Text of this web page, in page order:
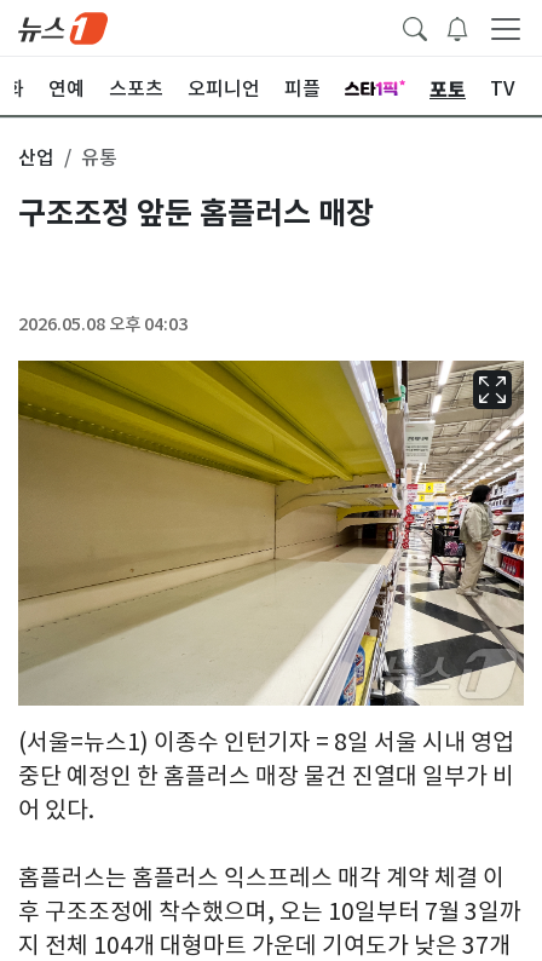
화 연예 스포츠 오피니언 피플 포토 TV
산업 유통
구조조정 앞둔 홈플러스 매장
2026.05.08 오후 04:03
(서울=뉴스1) 이종수 인턴기자 = 8일 서울 시내 영업
중단 예정인 한 홈플러스 매장 물건 진열대 일부가 비
어 있다.
홈플러스는 홈플러스 익스프레스 매각 계약 체결 이
후 구조조정에 착수했으며, 오는 10일부터 7월 3일까
지 전체 104개 대형마트 가운데 기여도가 낮은 37개